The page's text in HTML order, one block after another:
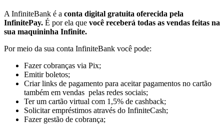
A InfiniteBank é a conta digital gratuita oferecida pela
InfinitePay. É por ela que você receberá todas as vendas feitas na
sua maquininha Infinite.
Por meio da sua conta InfiniteBank você pode:
Fazer cobranças via Pix;
Emitir boletos;
Criar links de pagamento para aceitar pagamentos no cartão
também em vendas pelas redes sociais;
Ter um cartão virtual com 1,5% de cashback;
Solicitar empréstimos através do InfiniteCash;
Fazer gestão de cobrança;